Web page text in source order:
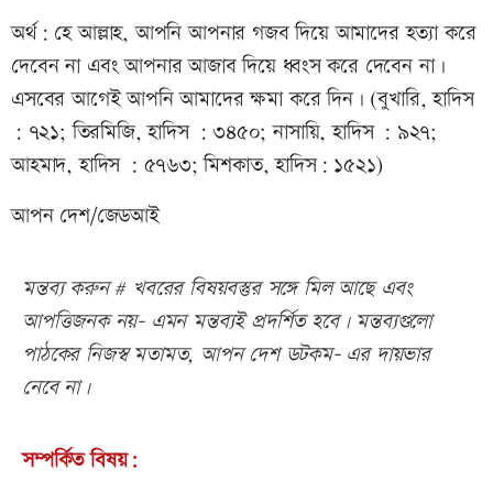
অর্থ: হে আল্লাহ, আপনি আপনার গজব দিয়ে আমাদের হত্যা করে
দেবেন না এবং আপনার আজাব দিয়ে ধ্বংস করে দেবেন না।
এসবের আগেই আপনি আমাদের ক্ষমা করে দিন। (বুখারি, হাদিস
: ৭২১; তিরমিজি, হাদিস : ৩৪৫০; নাসায়ি, হাদিস : ৯২৭;
আহমাদ, হাদিস : ৫৭৬৩; মিশকাত, হাদিস: ১৫২১)
আপন দেশ/জেডআই
মন্তব্য করুন # খবরের বিষয়বস্তুর সঙ্গে মিল আছে এবং
আপত্তিজনক নয়- এমন মন্তব্যই প্রদর্শিত হবে। মন্তব্যগুলো
পাঠকের নিজস্ব মতামত, আপন দেশ ডটকম- এর দায়ভার
নেবে না।
সম্পর্কিত বিষয়: